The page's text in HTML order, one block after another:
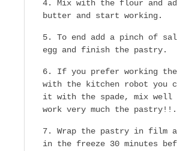
Mix with the flour and
butter and start working.
To end add a pinch of
egg and finish the pastry.
If you prefer working
with the kitchen robot you
it with the spade, mix well
work very much the pastry!!.
Wrap the pastry in film
in the freeze 30 minutes